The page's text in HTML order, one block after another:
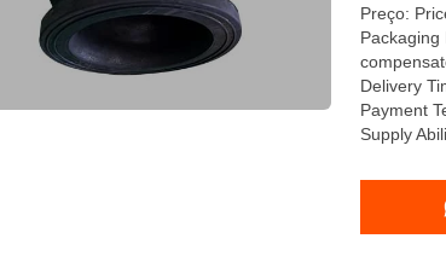
Preço:
Delivery
Payment
Supply